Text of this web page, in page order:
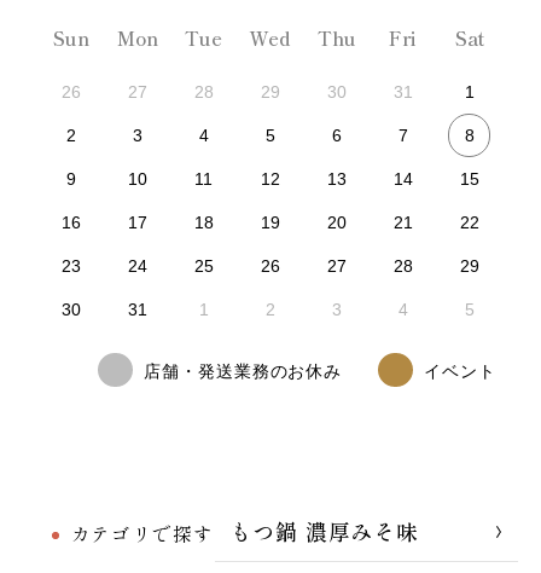
カテゴリで探す
もつ鍋 濃厚みそ味
Sun Mon Tue Wed Thu Fri Sat
26 27 28 29 30 31 1
2 3 4 5 6 7 8
9 10 11 12 13 14 15
16 17 18 19 20 21 22
23 24 25 26 27 28 29
30 31 1 2 3 4 5
店舗・発送業務のお休み イベント